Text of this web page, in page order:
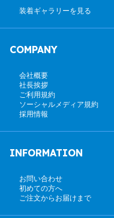
装着ギャラリーを見る
COMPANY
会社概要
社長挨拶
ご利用規約
ソーシャルメディア規約
採用情報
INFORMATION
お問い合わせ
初めての方へ
ご注文からお届けまで